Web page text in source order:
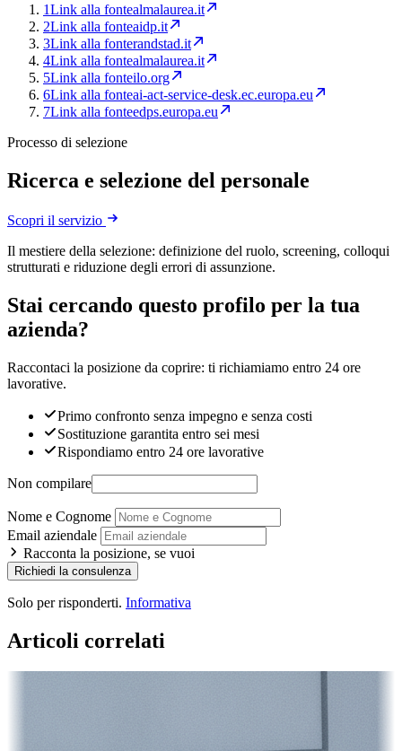
1Link alla fontealmalaurea.it
2Link alla fonteaidp.it
3Link alla fonterandstad.it
4Link alla fontealmalaurea.it
5Link alla fonteilo.org
6Link alla fonteai-act-service-desk.ec.europa.eu
7Link alla fonteedps.europa.eu
Processo di selezione
Ricerca e selezione del personale
Scopri il servizio
Il mestiere della selezione: definizione del ruolo, screening, colloqui
strutturati e riduzione degli errori di assunzione.
Stai cercando questo profilo per la tua
azienda?
Raccontaci la posizione da coprire: ti richiamiamo entro 24 ore
lavorative.
Primo confronto senza impegno e senza costi
Sostituzione garantita entro sei mesi
Rispondiamo entro 24 ore lavorative
Non compilare
Nome e Cognome
Email aziendale
Racconta la posizione, se vuoi
Richiedi la consulenza
Solo per risponderti. Informativa
Articoli correlati